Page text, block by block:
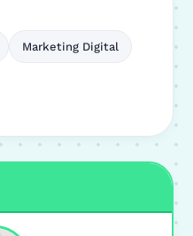
Marketing Digital